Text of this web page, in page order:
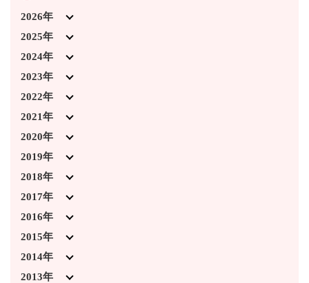
2026年
2026年7月 (3)
2026年4月 (1)
2026年3月 (5)
2026年2月 (2)
2026年1月 (2)
2025年
2025年12月 (5)
2025年11月 (1)
2025年10月 (3)
2025年9月 (5)
2025年8月 (2)
2025年7月 (4)
2025年6月 (3)
2025年3月 (1)
2025年2月 (5)
2025年1月 (1)
2024年
2024年12月 (3)
2024年11月 (4)
2024年10月 (2)
2024年9月 (6)
2024年7月 (5)
2024年4月 (1)
2024年3月 (4)
2024年2月 (3)
2024年1月 (5)
2023年
2023年12月 (6)
2023年11月 (8)
2023年10月 (3)
2023年9月 (6)
2023年8月 (2)
2023年7月 (2)
2023年6月 (1)
2023年4月 (1)
2023年3月 (5)
2023年2月 (4)
2022年
2022年12月 (6)
2022年11月 (7)
2022年10月 (5)
2022年9月 (5)
2022年8月 (5)
2022年7月 (1)
2022年3月 (2)
2022年2月 (5)
2022年1月 (1)
2021年
2021年12月 (5)
2021年11月 (5)
2021年10月 (2)
2021年9月 (2)
2021年7月 (4)
2021年6月 (2)
2021年3月 (3)
2021年2月 (3)
2020年
2020年12月 (4)
2020年11月 (2)
2020年10月 (1)
2020年3月 (2)
2020年2月 (2)
2020年1月 (3)
2019年
2019年12月 (2)
2019年11月 (3)
2019年10月 (5)
2019年9月 (3)
2019年8月 (2)
2019年7月 (3)
2018年
2018年12月 (7)
2018年11月 (2)
2018年10月 (6)
2018年9月 (2)
2018年8月 (1)
2017年
2017年12月 (1)
2017年11月 (1)
2017年10月 (2)
2017年9月 (1)
2016年
2016年12月 (2)
2016年11月 (1)
2016年10月 (2)
2015年
2015年12月 (3)
2015年11月 (1)
2014年
2014年12月 (2)
2013年